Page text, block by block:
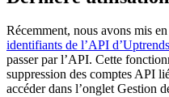
Récemment, nous avons mis
identifiants de l’API
passer par l’API. Cette
suppression des comptes API
accéder dans l’ongletGestion